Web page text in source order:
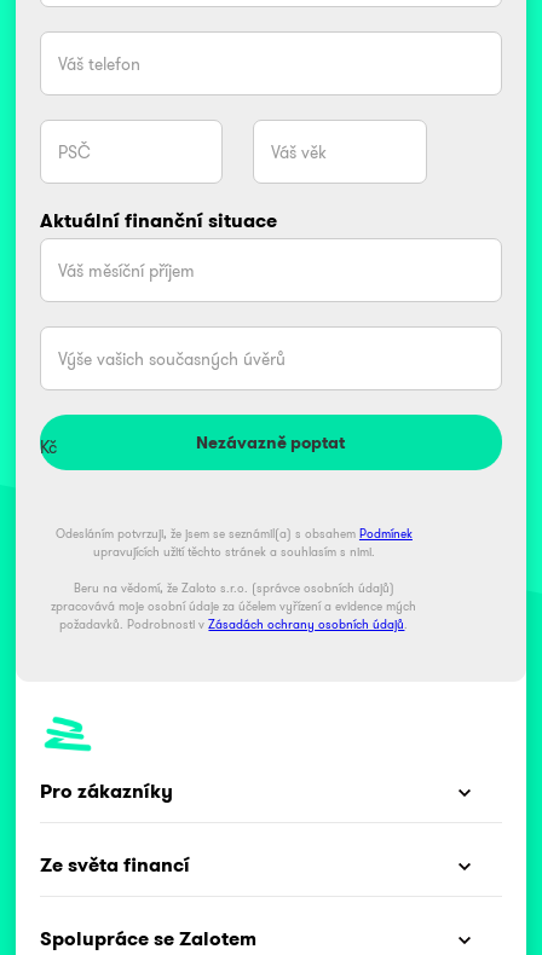
Aktuální finanční situace
Kč
Odesláním potvrzuji, že jsem se seznámil(a) s obsahem Podmínek
upravujících užití těchto stránek a souhlasím s nimi.
Beru na vědomí, že Zaloto s.r.o. (správce osobních údajů)
zpracovává moje osobní údaje za účelem vyřízení a evidence mých
požadavků. Podrobnosti vZásadách ochrany osobních údajů.
Pro zákazníky
Ze světa financí
Spolupráce se Zalotem